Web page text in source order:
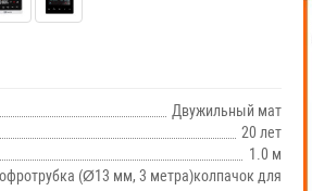
Двужильный мат
20 лет
1.0 м
(Ø13 мм, 3 метра)колпачок для